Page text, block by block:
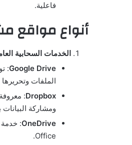
فاعلية.
أنواع مواقع
الخدمات السحابية
Google Drive
الملفات
Dropbox
:
ومشاركة
OneDrive
Office.